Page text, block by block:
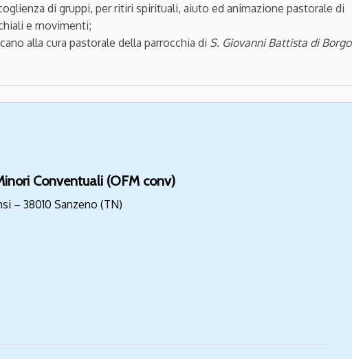
di gruppi, per ritiri spirituali, aiuto ed animazione pastorale di
e movimenti;
alla cura pastorale della parrocchia di S. Giovanni Battista di Borgo
Conventuali (OFM conv)
– 38010 Sanzeno (TN)